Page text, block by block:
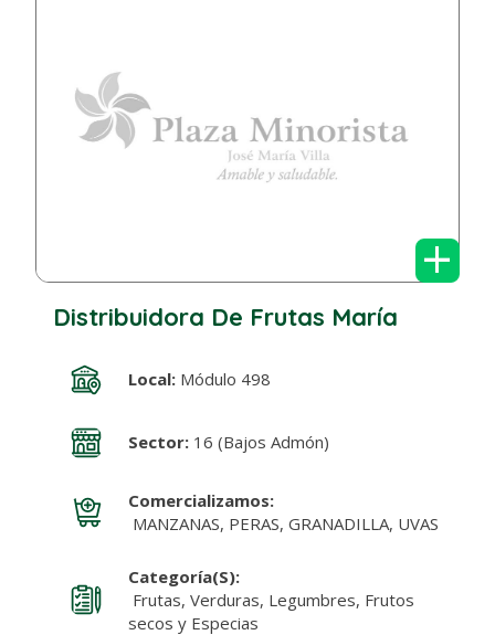
+
Distribuidora De Frutas María
Local:Módulo 498
Sector:16 (Bajos Admón)
Comercializamos:
MANZANAS, PERAS, GRANADILLA, UVAS
Categoría(s):
Frutas, Verduras, Legumbres, Frutos
secos y Especias